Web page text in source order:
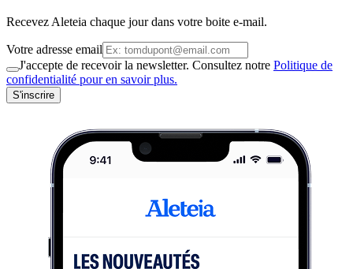
Recevez Aleteia chaque jour dans votre boite e-mail.
Votre adresse email
J'accepte de recevoir la newsletter. Consultez notre Politique de
confidentialité pour en savoir plus.
S'inscrire